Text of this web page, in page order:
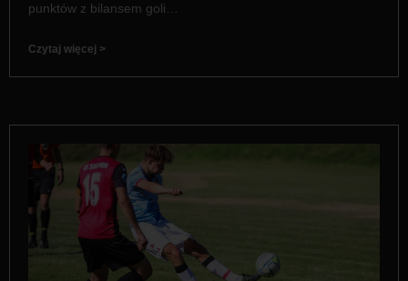
punktów z bilansem goli…
Czytaj więcej >